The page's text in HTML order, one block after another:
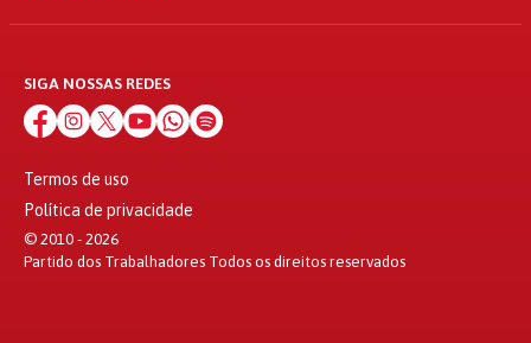
SIGA NOSSAS REDES
Termos de uso
Política de privacidade
© 2010 - 2026
Partido dos Trabalhadores Todos os direitos reservados